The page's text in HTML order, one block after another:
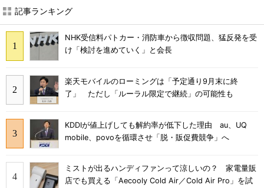
記事ランキング
NHK受信料パトカー・消防車から徴収問題、猛反発を受
け「検討を進めていく」と会長
楽天モバイルのローミングは「予定通り9月末に終
了」 ただし「ルーラル限定で継続」の可能性も
KDDIが値上げしても解約率が低下した理由 au、UQ
mobile、povoを循環させ「脱・販促費競争」へ
ミストが出るハンディファンって涼しいの？ 家電量販
店でも買える「Aecooly Cold Air／Cold Air Pro」を試